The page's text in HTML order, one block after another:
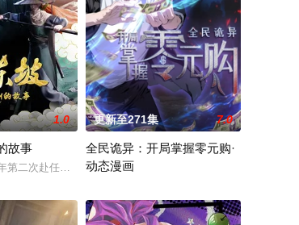
的管家婆妹
序的暗紫色暗力；天地遴选十二山海神兽为十二秩序祀神，
高生・赤石黒絵（クロエ）。不器用で人との交流を避け
1.0
故事
第二次赴任杭州，与老友佛印（一心想将苏东坡渡入佛门）
更新至271集 7.0
全民诡异：开局掌握零元购·
动态漫画